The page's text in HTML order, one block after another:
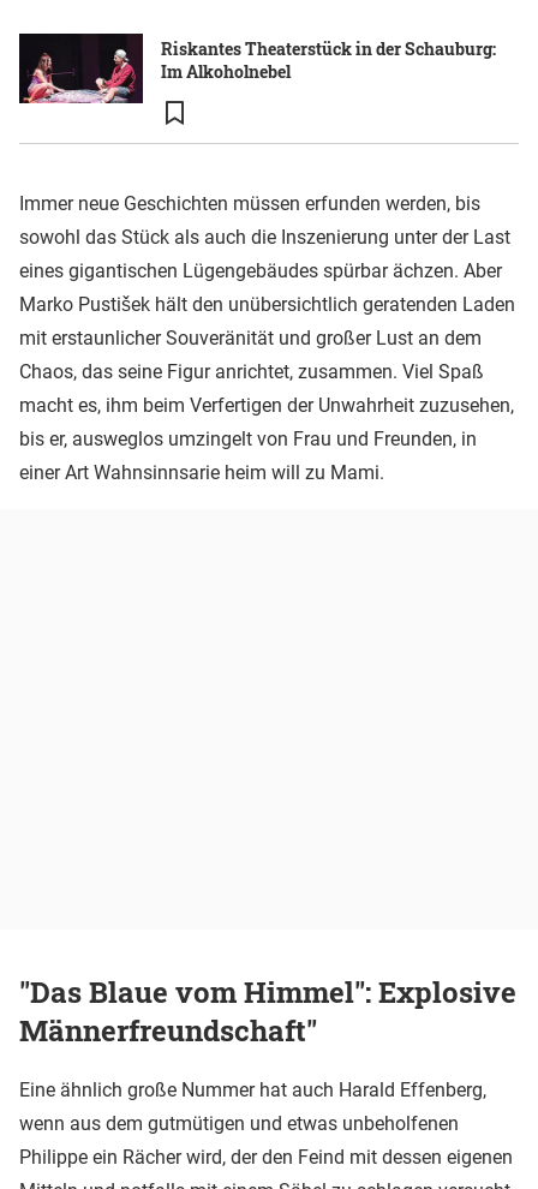
Riskantes Theaterstück in der Schauburg:
Im Alkoholnebel
Immer neue Geschichten müssen erfunden werden, bis
sowohl das Stück als auch die Inszenierung unter der Last
eines gigantischen Lügengebäudes spürbar ächzen. Aber
Marko Pustišek hält den unübersichtlich geratenden Laden
mit erstaunlicher Souveränität und großer Lust an dem
Chaos, das seine Figur anrichtet, zusammen. Viel Spaß
macht es, ihm beim Verfertigen der Unwahrheit zuzusehen,
bis er, ausweglos umzingelt von Frau und Freunden, in
einer Art Wahnsinnsarie heim will zu Mami.
"Das Blaue vom Himmel": Explosive
Männerfreundschaft"
Eine ähnlich große Nummer hat auch Harald Effenberg,
wenn aus dem gutmütigen und etwas unbeholfenen
Philippe ein Rächer wird, der den Feind mit dessen eigenen